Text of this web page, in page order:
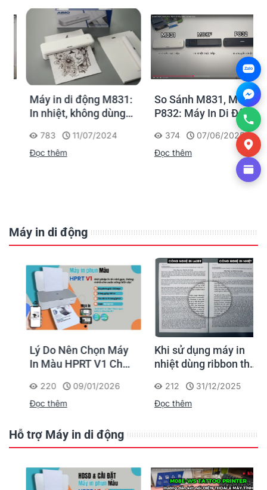
Máy in di động M831:
In nhiệt, không dùng
783
11/07/2024
Đọc thêm
So Sánh M831, M08F,
P832: Máy In Di Động
AIMO Tốt Nhất 2025
374
07/06/2025
Đọc thêm
Máy in di động
Lý Do Nên Chọn Máy
In Màu HPRT V1 Cho
Và Doanh Nghiệp
220
09/01/2026
Đọc thêm
Khi sử dụng máy in
nhiệt dùng ribbon thay
in ra có độ bền và khả
năng lưu giữ lâu dài
212
31/12/2025
Đọc thêm
Hỗ trợ Máy in di động
Zalo